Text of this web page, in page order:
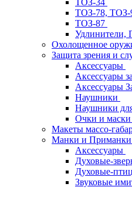
ТОЗ-78, ТОЗ-
ТОЗ-87
Удлинители,
Охолощенное
Защита зрения и
Аксессуары
Аксессуары
Аксессуары
Наушники
Наушники
Очки и маски
Макеты массо-
Манки и Приманки
Аксессуары
Духовые-
Духовые-
Звуковые